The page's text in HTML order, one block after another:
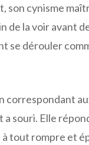
son cynisme
de la voir avant
se dérouler
correspondant
a souri. Elle
tout rompre et